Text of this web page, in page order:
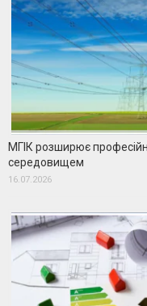
МГІК розширює
середовищем
16.07.2026